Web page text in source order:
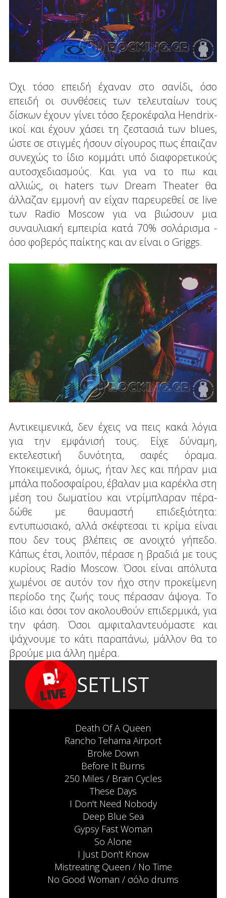
Όχι τόσο επειδή έχαναν στο σανίδι, όσο
επειδή οι συνθέσεις των τελευταίων τους
δίσκων έχουν γίνει τόσο ξεροκέφαλα Hendrix-
ικοί και έχουν χάσει τη ζεστασιά των blues,
ώστε σε στιγμές ήσουν σίγουρος πως έπαιζαν
συνεχώς το ίδιο κομμάτι υπό διαφορετικούς
αυτοσχεδιασμούς. Και για να το πω και
αλλιώς, οι haters των Dream Theater θα
άλλαζαν εμμονή αν είχαν παρευρεθεί σε live
των Radio Moscow για να βιώσουν μια
συναυλιακή εμπειρία κατά 70% σολάρισμα -
όσο φοβερός παίκτης και αν είναι ο Griggs.
Αντικειμενικά, δεν έχεις να πεις κακά λόγια
για την εμφάνισή τους. Είχε δύναμη,
εκτελεστική δυνότητα, σαφές όραμα.
Υποκειμενικά, όμως, ήταν λες και πήραν μια
μπάλα ποδοσφαίρου, έβαλαν μια καρέκλα στη
μέση του δωματίου και ντρίμπλαραν πέρα-
δώθε με θαυμαστή επιδεξιότητα:
εντυπωσιακό, αλλά σκέφτεσαι τι κρίμα είναι
που δεν τους βλέπεις σε ανοιχτό γήπεδο.
Κάπως έτσι, λοιπόν, πέρασε η βραδιά με τους
κυρίους Radio Moscow. Όσοι είναι απόλυτα
χωμένοι σε αυτόν τον ήχο στην προκείμενη
περίοδο της ζωής τους πέρασαν άψογα. Το
ίδιο και όσοι τον ακολουθούν επιδερμικά, για
την φάση. Όσοι αμφιταλαντευόμαστε και
ψάχνουμε το κάτι παραπάνω, μάλλον θα το
βρούμε μια άλλη ημέρα.
SETLIST
Death Of A Queen
Rancho Tehama Airport
Broke Down
Before It Burns
250 Miles / Brain Cycles
These Days
I Don't Need Nobody
Deep Blue Sea
Gypsy Fast Woman
So Alone
I Just Don't Know
Mistreating Queen / No Time
No Good Woman / σόλο drums